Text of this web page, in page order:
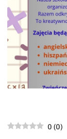
0 (0)